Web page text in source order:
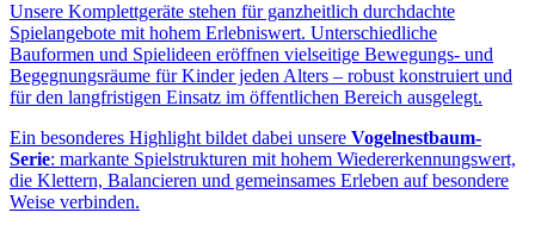
Unsere Komplettgeräte stehen für ganzheitlich durchdachte
Spielangebote mit hohem Erlebniswert. Unterschiedliche
Bauformen und Spielideen eröffnen vielseitige Bewegungs- und
Begegnungsräume für Kinder jeden Alters – robust konstruiert und
für den langfristigen Einsatz im öffentlichen Bereich ausgelegt.
Ein besonderes Highlight bildet dabei unsere Vogelnestbaum-
Serie: markante Spielstrukturen mit hohem Wiedererkennungswert,
die Klettern, Balancieren und gemeinsames Erleben auf besondere
Weise verbinden.